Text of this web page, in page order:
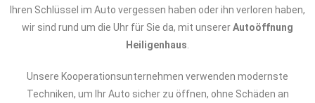
Ihren Schlüssel im Auto vergessen haben oder ihn verloren haben,
wir sind rund um die Uhr für Sie da, mit unsererAutoöffnung
Heiligenhaus
Unsere Kooperationsunternehmen verwenden modernste
Techniken, um Ihr Auto sicher zu öffnen, ohne Schäden an